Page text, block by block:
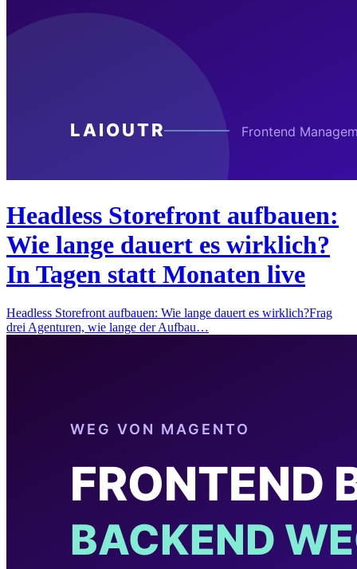
Headless Storefront aufbauen:
Wie lange dauert es wirklich?
In Tagen statt Monaten live
Headless Storefront aufbauen: Wie lange dauert es wirklich?Frag
drei Agenturen, wie lange der Aufbau…